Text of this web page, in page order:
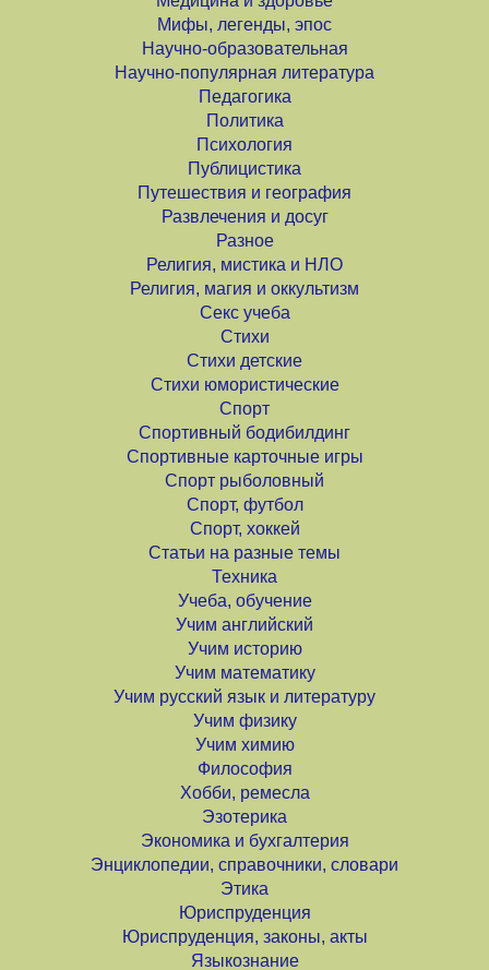
Мифы, легенды, эпос
Научно-образовательная
Научно-популярная литература
Педагогика
Политика
Психология
Публицистика
Путешествия и география
Развлечения и досуг
Разное
Религия, мистика и НЛО
Религия, магия и оккультизм
Секс учеба
Стихи
Стихи детские
Стихи юмористические
Спорт
Спортивный бодибилдинг
Спортивные карточные игры
Спорт рыболовный
Спорт, футбол
Спорт, хоккей
Статьи на разные темы
Техника
Учеба, обучение
Учим английский
Учим историю
Учим математику
Учим русский язык и литературу
Учим физику
Учим химию
Философия
Хобби, ремесла
Эзотерика
Экономика и бухгалтерия
Энциклопедии, справочники, словари
Этика
Юриспруденция
Юриспруденция, законы, акты
Языкознание